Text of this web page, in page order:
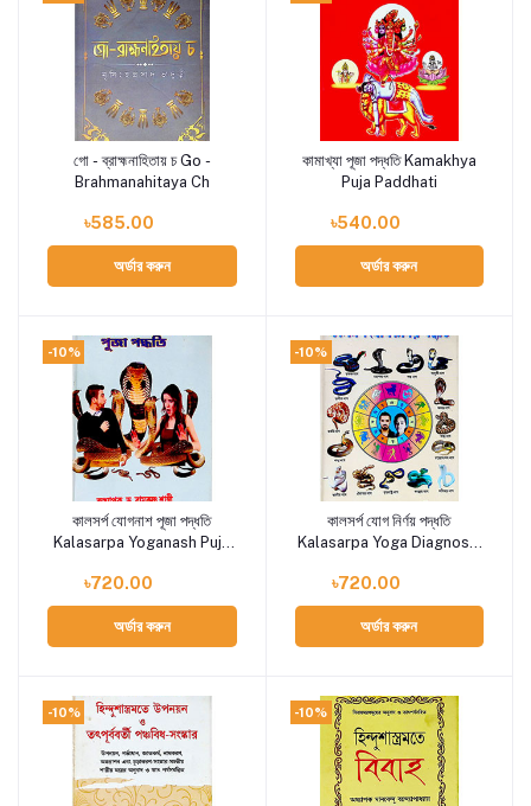
Add to cart
গো - ব্রাহ্মনাহিতায় চ Go -
Brahmanahitaya Ch
৳585.00
অর্ডার করুন
Add to cart
কামাখ্যা পূজা পদ্ধতি Kamakhya
Puja Paddhati
৳540.00
অর্ডার করুন
-10%
Add to cart
কালসর্প যোগনাশ পূজা পদ্ধতি
Kalasarpa Yoganash Puja
৳720.00
অর্ডার করুন
-10%
Add to cart
কালসর্প যোগ নির্ণয় পদ্ধতি
Kalasarpa Yoga Diagnosis
৳720.00
অর্ডার করুন
-10% -10%